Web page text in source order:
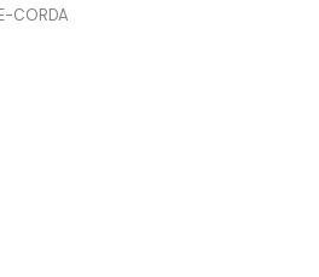
CORDA